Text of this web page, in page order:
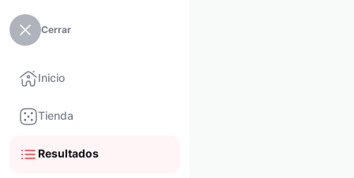
Cerrar
Inicio
Tienda
Resultados